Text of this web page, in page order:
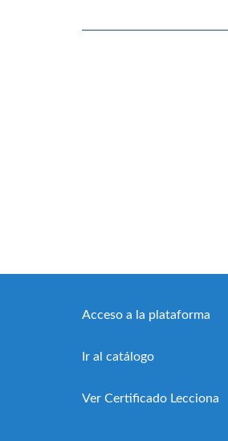
Acceso a la plataforma
Ir al catálogo
Ver Certificado Lecciona